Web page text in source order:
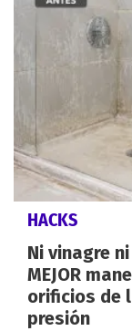
HACKS
Ni vinagre
MEJOR
orificios de
presión